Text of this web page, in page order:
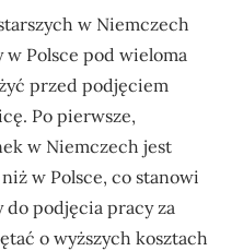
w Niemczech
Polsce pod wieloma
przed podjęciem
Po pierwsze,
w Niemczech jest
w Polsce, co stanowi
podjęcia pracy za
o wyższych kosztach